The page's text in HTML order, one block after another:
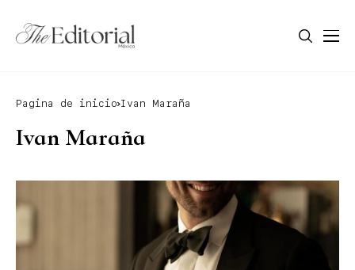
Pagina de inicio Ivan Maraña
Ivan Maraña